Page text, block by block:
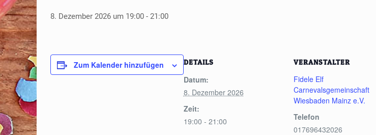
8. Dezember 2026 um 19:00- 21:00
Zum Kalender hinzufügen DETAILS
Datum:
8. Dezember 2026
Zeit:
19:00 - 21:00
VERANSTALTER
Fidele Elf
Carnevalsgemeinschaft
Wiesbaden Mainz e.V.
Telefon
017696432026